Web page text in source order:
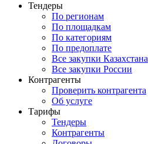
Тендеры
По регионам
По площадкам
По категориям
По предоплате
Все закупки Казахстана
Все закупки России
Контрагенты
Проверить контрагента
Об услуге
Тарифы
Тендеры
Контрагенты